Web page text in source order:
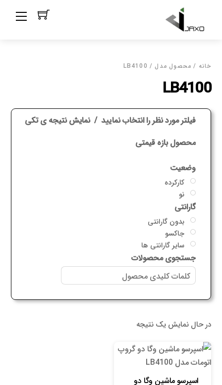
content
خانه / محصول مدل / LB4100
LB4100
فیلتر مورد نظر را انتخاب نمایید نمایش نتیجه ی تکی
محصول بازه قیمتی
وضعیت
کارکرده
نو
گارانتی
بدون گارانتی
جاکسو
سایر گارانتی ها
جستجوی محصولات
در حال نمایش یک نتیجه
اسپرسو ماشین وگا دو